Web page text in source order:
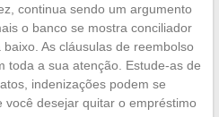
continua sendo um argumento
o banco se mostra conciliador
As cláusulas de reembolso
toda a sua atenção. Estude-as de
indenizações podem se
desejar quitar o empréstimo